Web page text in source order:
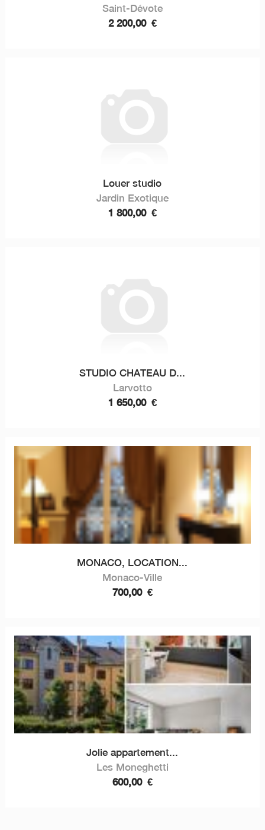
Saint-Dévote
2 200,00 €
Louer studio
Jardin Exotique
1 800,00 €
STUDIO CHATEAU D...
Larvotto
1 650,00 €
MONACO, LOCATION...
Monaco-Ville
700,00 €
Jolie appartement...
Les Moneghetti
600,00 €